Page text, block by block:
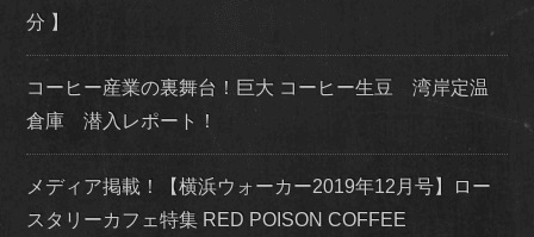
分 】
コーヒー産業の裏舞台！巨大 コーヒー生豆 湾岸定温
倉庫 潜入レポート！
メディア掲載！【横浜ウォーカー2019年12月号】ロー
スタリーカフェ特集 RED POISON COFFEE